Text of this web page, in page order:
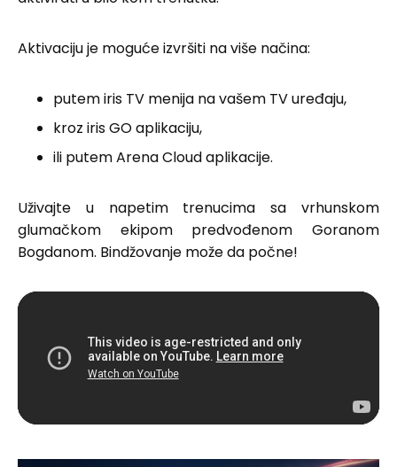
Aktivaciju je moguće izvršiti na više načina:
putem iris TV menija na vašem TV uređaju,
kroz iris GO aplikaciju,
ili putem Arena Cloud aplikacije.
Uživajte u napetim trenucima sa vrhunskom
glumačkom ekipom predvođenom Goranom
Bogdanom. Bindžovanje može da počne!